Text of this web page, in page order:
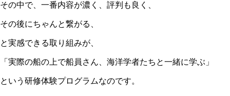
その中で、一番内容が濃く、評判も良く、
その後にちゃんと繋がる、
と実感できる取り組みが、
「実際の船の上で船員さん、海洋学者たちと一緒に学ぶ」
という研修体験プログラムなのです。